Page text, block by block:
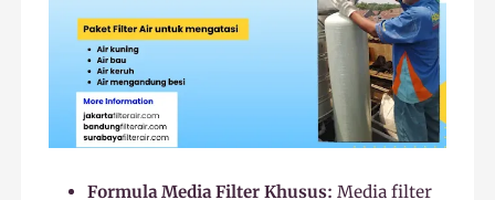
Formula Media Filter Khusus: Media filter